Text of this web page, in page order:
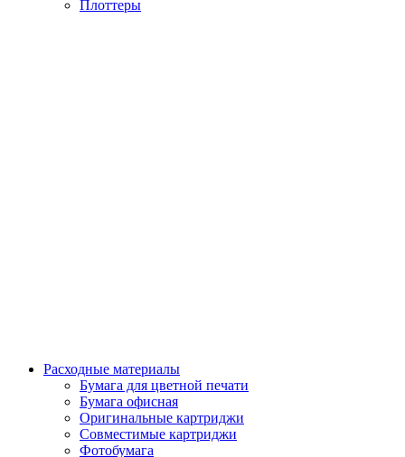
Плоттеры
Расходные материалы
Бумага для цветной печати
Бумага офисная
Оригинальные картриджи
Совместимые картриджи
Фотобумага